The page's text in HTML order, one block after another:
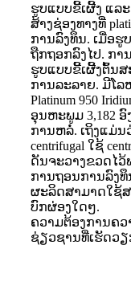
ຮູບແບບຂີ້ເຜີ້ງ ແລ
ສ້າງຊ່ອງທາງທີ່
ການລົງທຶນ. ເມື່ອຮູ
ຖືກຖອກລົງໄປ. ກາ
ຮູບແບບຂີ້ເຜີ້ງຕົ້ນສ
ການລະລາຍ. ມີໂລ
Platinum 950
ອຸນຫະພູມ 3,182
ການຫລໍ່. ເຖິງແມ່
centrifugal ໃຊ້
ດັນຈະວາງຂວດໄ
ການຖອນການລົງ
ຜະລິດສາມາດໃຊ້
ບົກຜ່ອງໃດໆ.
ຄວາມຕ້ອງການຄ
ຊ່ຽວຊານທີ່ເຮັດວຽ